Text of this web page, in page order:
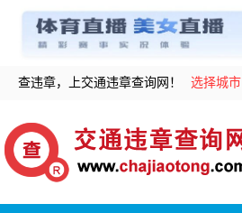
查违章，上交通违章查询网！ 选择城市